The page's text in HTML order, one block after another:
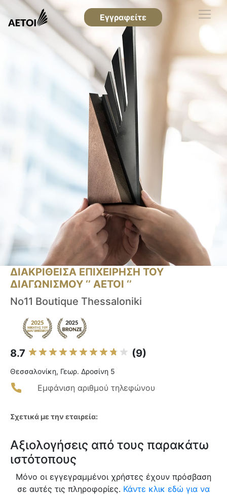
Εγγραφείτε
ΔΙΑΚΡΙΘΕΙΣΑ ΕΠΙΧΕΙΡΗΣΗ ΤΟΥ
ΔΙΑΓΩΝΙΣΜΟΥ ‘’ ΑΕΤΟΙ ‘’
No11 Boutique Thessaloniki
8.7 (9)
Θεσσαλονίκη, Γεωρ. Δροσίνη 5
Εμφάνιση αριθμού τηλεφώνου
Σχετικά με την εταιρεία:
Αξιολογήσεις από τους παρακάτω
ιστότοπους
Μόνο οι εγγεγραμμένοι χρήστες έχουν πρόσβαση
σε αυτές τις πληροφορίες. Κάντε κλικ εδώ για να